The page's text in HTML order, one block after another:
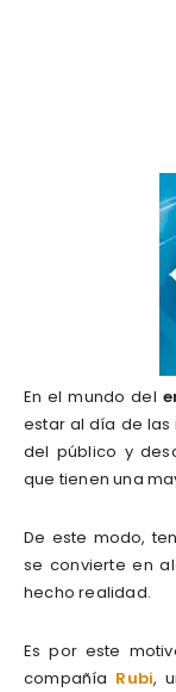
En el mundo del
estar al día de las
del público y
que tienen una
De este modo,
se convierte en
hecho realidad.
Es por este
compañía Rubi,